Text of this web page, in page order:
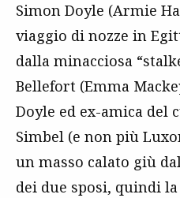
Simon Doyle (Armie
viaggio di nozze in
dalla minacciosa
Bellefort (Emma
Doyle ed ex-amica del
Simbel (e non più
un masso calato giù
dei due sposi, quindi